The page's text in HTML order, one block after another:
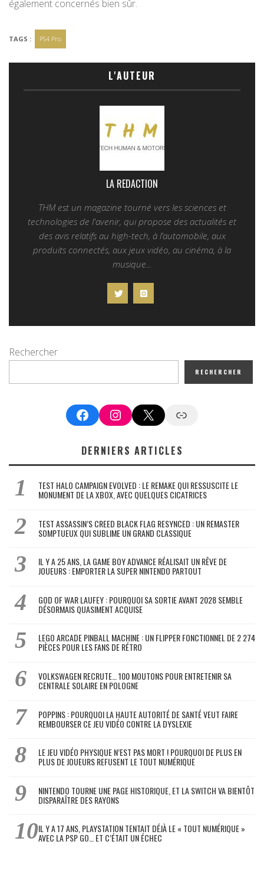
également concernés bien sûr.
TAGS : PS4 Pro
L'AUTEUR
LA REDACTION
THM est un magazine tourné vers les sciences et
technologies de l'avenir, qui propose des actualités et
des avis relatifs au high-tech, à l’automobile, aux
produits connectés, aux jeux vidéo, au cinéma, à la
musique...
Rechercher
RECHERCHER
FacebookInstagram
X Google News
DERNIERS ARTICLES
TEST HALO CAMPAIGN EVOLVED : LE REMAKE QUI RESSUSCITE LE
MONUMENT DE LA XBOX, AVEC QUELQUES CICATRICES
TEST ASSASSIN’S CREED BLACK FLAG RESYNCED : UN REMASTER
SOMPTUEUX QUI SUBLIME UN GRAND CLASSIQUE
IL Y A 25 ANS, LA GAME BOY ADVANCE RÉALISAIT UN RÊVE DE
JOUEURS : EMPORTER LA SUPER NINTENDO PARTOUT
GOD OF WAR LAUFEY : POURQUOI SA SORTIE AVANT 2028 SEMBLE
DÉSORMAIS QUASIMENT ACQUISE
LEGO ARCADE PINBALL MACHINE : UN FLIPPER FONCTIONNEL DE 2 274
PIÈCES POUR LES FANS DE RÉTRO
VOLKSWAGEN RECRUTE… 100 MOUTONS POUR ENTRETENIR SA
CENTRALE SOLAIRE EN POLOGNE
POPPINS : POURQUOI LA HAUTE AUTORITÉ DE SANTÉ VEUT FAIRE
REMBOURSER CE JEU VIDÉO CONTRE LA DYSLEXIE
LE JEU VIDÉO PHYSIQUE N’EST PAS MORT ! POURQUOI DE PLUS EN
PLUS DE JOUEURS REFUSENT LE TOUT NUMÉRIQUE
NINTENDO TOURNE UNE PAGE HISTORIQUE, ET LA SWITCH VA BIENTÔT
DISPARAÎTRE DES RAYONS
IL Y A 17 ANS, PLAYSTATION TENTAIT DÉJÀ LE « TOUT NUMÉRIQUE »
AVEC LA PSP GO… ET C’ÉTAIT UN ÉCHEC